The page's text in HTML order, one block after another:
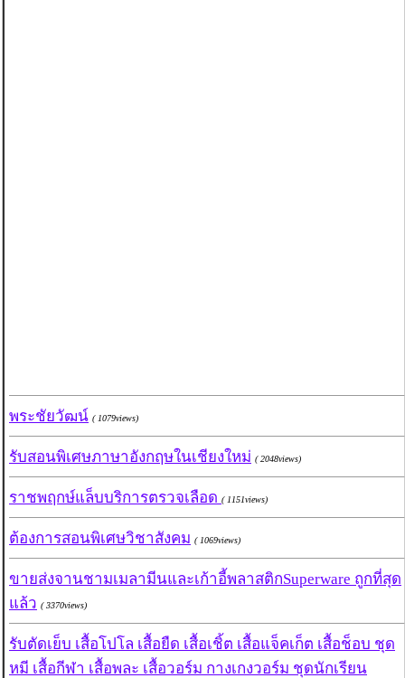
พระชัยวัฒน์ ( 1079views)
รับสอนพิเศษภาษาอังกฤษในเชียงใหม่ ( 2048views)
ราชพฤกษ์แล็บบริการตรวจเลือด ( 1151views)
ต้องการสอนพิเศษวิชาสังคม ( 1069views)
ขายส่งจานชามเมลามีนและเก้าอี้พลาสติกSuperware ถูกที่สุด
แล้ว ( 3370views)
รับตัดเย็บ เสื้อโปโล เสื้อยืด เสื้อเชิ้ต เสื้อแจ็คเก็ต เสื้อช็อบ ชุด
หมี เสื้อกีฬา เสื้อพละ เสื้อวอร์ม กางเกงวอร์ม ชุดนักเรียน